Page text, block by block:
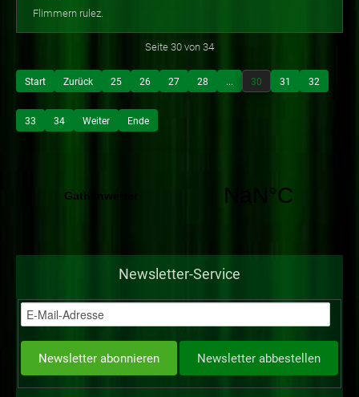
Flimmern rulez.
Seite 30 von 34
Start Zurück 25 26 27 28 ... 30 31 32
33 34 Weiter Ende
Newsletter-Service